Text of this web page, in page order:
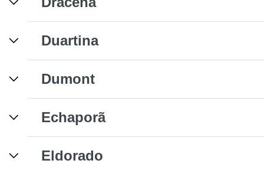
Duartina
Dumont
Echaporã
Eldorado